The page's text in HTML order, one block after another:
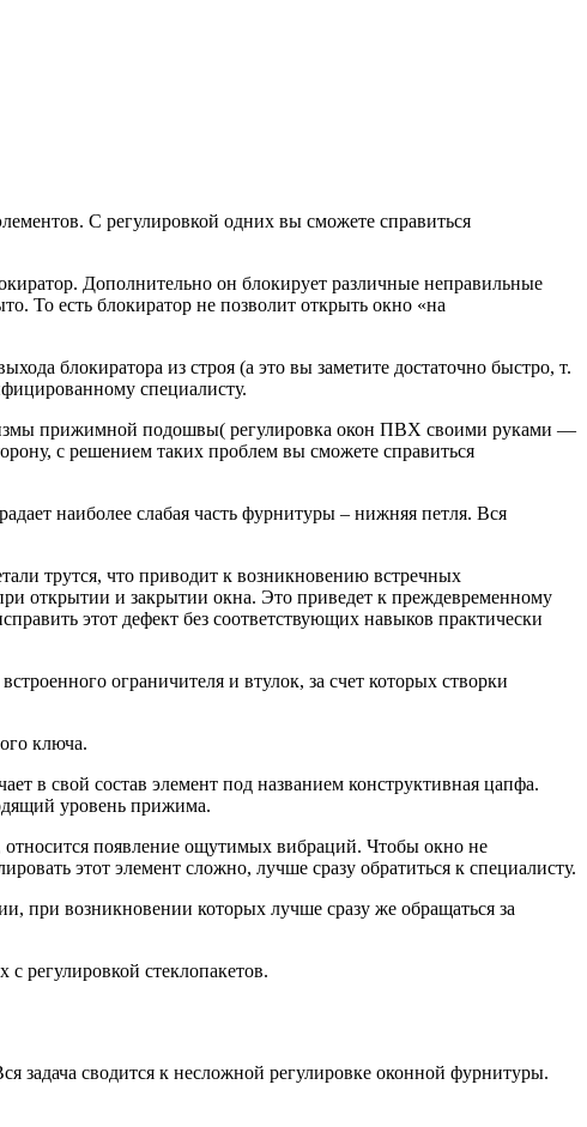
С регулировкой одних вы сможете справиться
Дополнительно он блокирует различные неправильные
То есть блокиратор не позволит открыть окно «на
блокиратора из строя (а это вы заметите достаточно быстро, т.
му специалисту.
прижимной подошвы( регулировка окон ПВХ своими руками —
с решением таких проблем вы сможете справиться
наиболее слабая часть фурнитуры – нижняя петля. Вся
трутся, что приводит к возникновению встречных
открытии и закрытии окна. Это приведет к преждевременному
этот дефект без соответствующих навыков практически
ограничителя и втулок, за счет которых створки
ключа.
в свой состав элемент под названием конструктивная цапфа.
уровень прижима.
появление ощутимых вибраций. Чтобы окно не
этот элемент сложно, лучше сразу обратиться к специалисту.
при возникновении которых лучше сразу же обращаться за
регулировкой стеклопакетов.
задача сводится к несложной регулировке оконной фурнитуры.